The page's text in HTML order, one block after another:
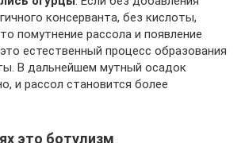
консерванта, без кислоты,
помутнение рассола и появление
естественный процесс образования
В дальнейшем мутный осадок
и рассол становится более
это ботулизм